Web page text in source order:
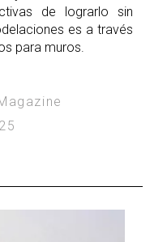
de lograrlo sin
es a través
para muros.